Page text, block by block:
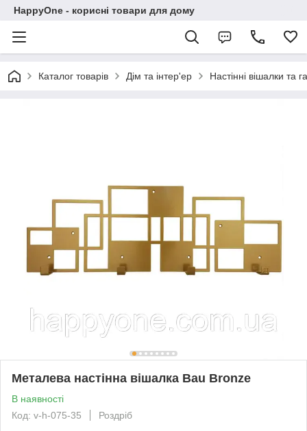
HappyOne - корисні товари для дому
Каталог товарів Дім та інтер'ер Настінні вішалки та
Металева настінна вішалка Bau Bronze
В наявності
Код: v-h-075-35
Роздріб